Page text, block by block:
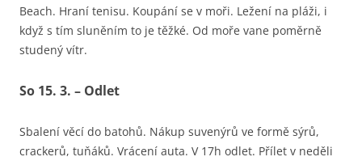
Beach. Hraní tenisu. Koupání se v moři. Ležení na pláži, i
když s tím sluněním to je těžké. Od moře vane poměrně
studený vítr.
So 15. 3. – Odlet
Sbalení věcí do batohů. Nákup suvenýrů ve formě sýrů,
crackerů, tuňáků. Vrácení auta. V 17h odlet. Přílet v neděli